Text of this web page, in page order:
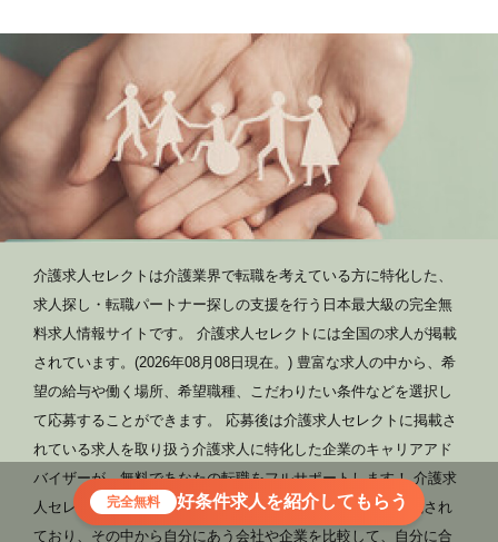
介護求人セレクトは介護業界で転職を考えている方に特化した、
求人探し・転職パートナー探しの支援を行う日本最大級の完全無
料求人情報サイトです。 介護求人セレクトには全国の求人が掲載
されています。(2026年08月08日現在。) 豊富な求人の中から、希
望の給与や働く場所、希望職種、こだわりたい条件などを選択し
て応募することができます。 応募後は介護求人セレクトに掲載さ
れている求人を取り扱う介護求人に特化した企業のキャリアアド
バイザーが、無料であなたの転職をフルサポートします！ 介護求
人セレクトには介護業界の転職のプロが揃う会社が多く掲載され
ており、その中から自分にあう会社や企業を比較して、自分に合
完全無料 好条件求人を紹介してもらう